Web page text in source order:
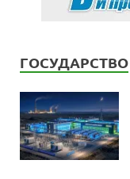
ГОСУДАРСТВО